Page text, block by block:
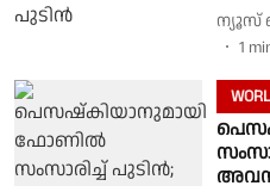
ന്യൂസ്
1